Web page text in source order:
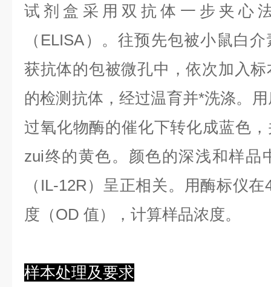
试剂盒采用双抗体一步夹心
（ELISA）。往预先包被小鼠白
获抗体的包被微孔中，依次加入
的检测抗体，经过温育并*洗涤。
过氧化物酶的催化下转化成蓝色
zui终的黄色。颜色的深浅和样品
（IL-12R）呈正相关。用酶标仪
度（OD 值），计算样品浓度。
样本处理及要求